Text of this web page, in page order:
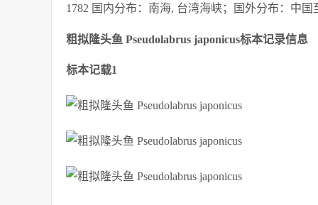
1782 国内分布：南海, 台湾海峡；国外分布：中国
粗拟隆头鱼 Pseudolabrus japonicus标本记录信息
标本记载1